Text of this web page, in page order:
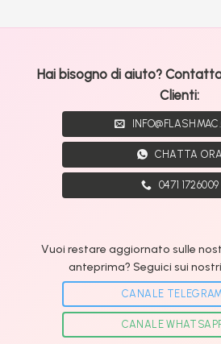
Hai bisogno di aiuto?
Clienti:
CHATTA ORA
0471 1726009
Vuoi restare aggiornato sulle
anteprima? Seguici sui
CANALE
CANALE